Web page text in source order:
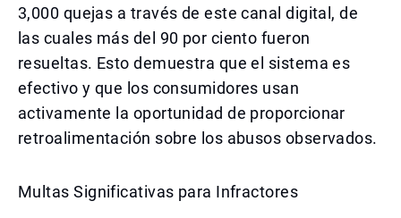
3,000 quejas a través de este canal digital, de
las cuales más del 90 por ciento fueron
resueltas. Esto demuestra que el sistema es
efectivo y que los consumidores usan
activamente la oportunidad de proporcionar
retroalimentación sobre los abusos observados.
Multas Significativas para Infractores